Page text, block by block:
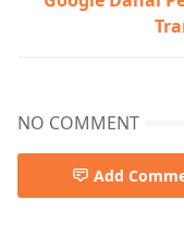
NO COMMENT
Add